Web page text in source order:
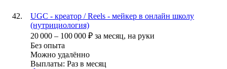
UGC - креатор / Reels - мейкер в онлайн школу
(нутрициология)
20 000 – 100 000 ₽ за месяц, на руки
Без опыта
Можно удалённо
Выплаты: Раз в месяц